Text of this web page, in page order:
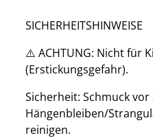
SICHERHEITSHINWEISE
⚠️ ACHTUNG: Nicht für
(Erstickungsgefahr).
​Sicherheit: Schmuck
Hängenbleiben/
reinigen.